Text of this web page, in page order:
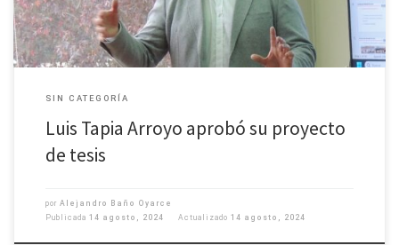
SIN CATEGORÍA
Luis Tapia Arroyo aprobó su proyecto
de tesis
por Alejandro Baño Oyarce
Publicada 14 agosto, 2024 Actualizado 14 agosto, 2024